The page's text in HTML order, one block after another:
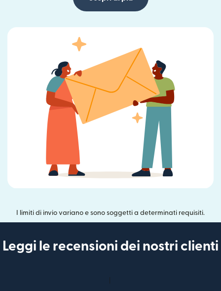
I limiti di invio variano e sono soggetti a determinati requisiti.
Leggi le recensioni dei nostri clienti